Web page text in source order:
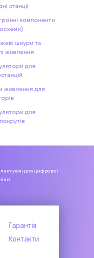
станції
компоненти
шнури та
живлення
для
живлення для
для
для цифрової
Гарантія
Контакти